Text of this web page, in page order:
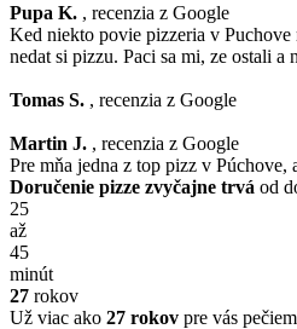
Pupa K. , recenzia z Google
Ked niekto povie pizzeria v Puchove
nedat si pizzu. Paci sa mi, ze ostali
Tomas S. , recenzia z Google
Martin J. , recenzia z Google
Pre mňa jedna z top pizz v
Doručenie pizze zvyčajne trvá od
25
až
45
minút
27 rokov
Už viac ako 27 rokov pre vás